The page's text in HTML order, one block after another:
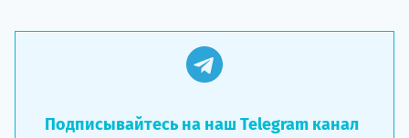
Подписывайтесь на наш Telegram канал